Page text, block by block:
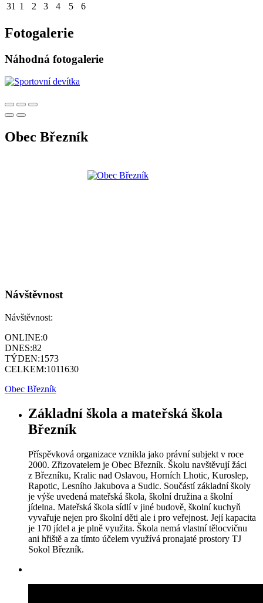
31 1 2 3 4 5 6
Fotogalerie
Náhodná fotogalerie
Obec Březník
Návštěvnost
Návštěvnost:
ONLINE:0
DNES:82
TÝDEN:1573
CELKEM:1011630
Obec Březník
Základní škola a mateřská škola
Březník
Příspěvková organizace vznikla jako právní subjekt v roce
2000. Zřizovatelem je Obec Březník. Školu navštěvují žáci
z Březníku, Kralic nad Oslavou, Horních Lhotic, Kuroslep,
Rapotic, Lesního Jakubova a Sudic. Součástí základní školy
je výše uvedená mateřská škola, školní družina a školní
jídelna. Mateřská škola sídlí v jiné budově, školní kuchyň
vyvařuje nejen pro školní děti ale i pro veřejnost. Její kapacita
je 170 jídel a je plně využita. Škola nemá vlastní tělocvičnu
ani hřiště a za tímto účelem využívá pronajaté prostory TJ
Sokol Březník.